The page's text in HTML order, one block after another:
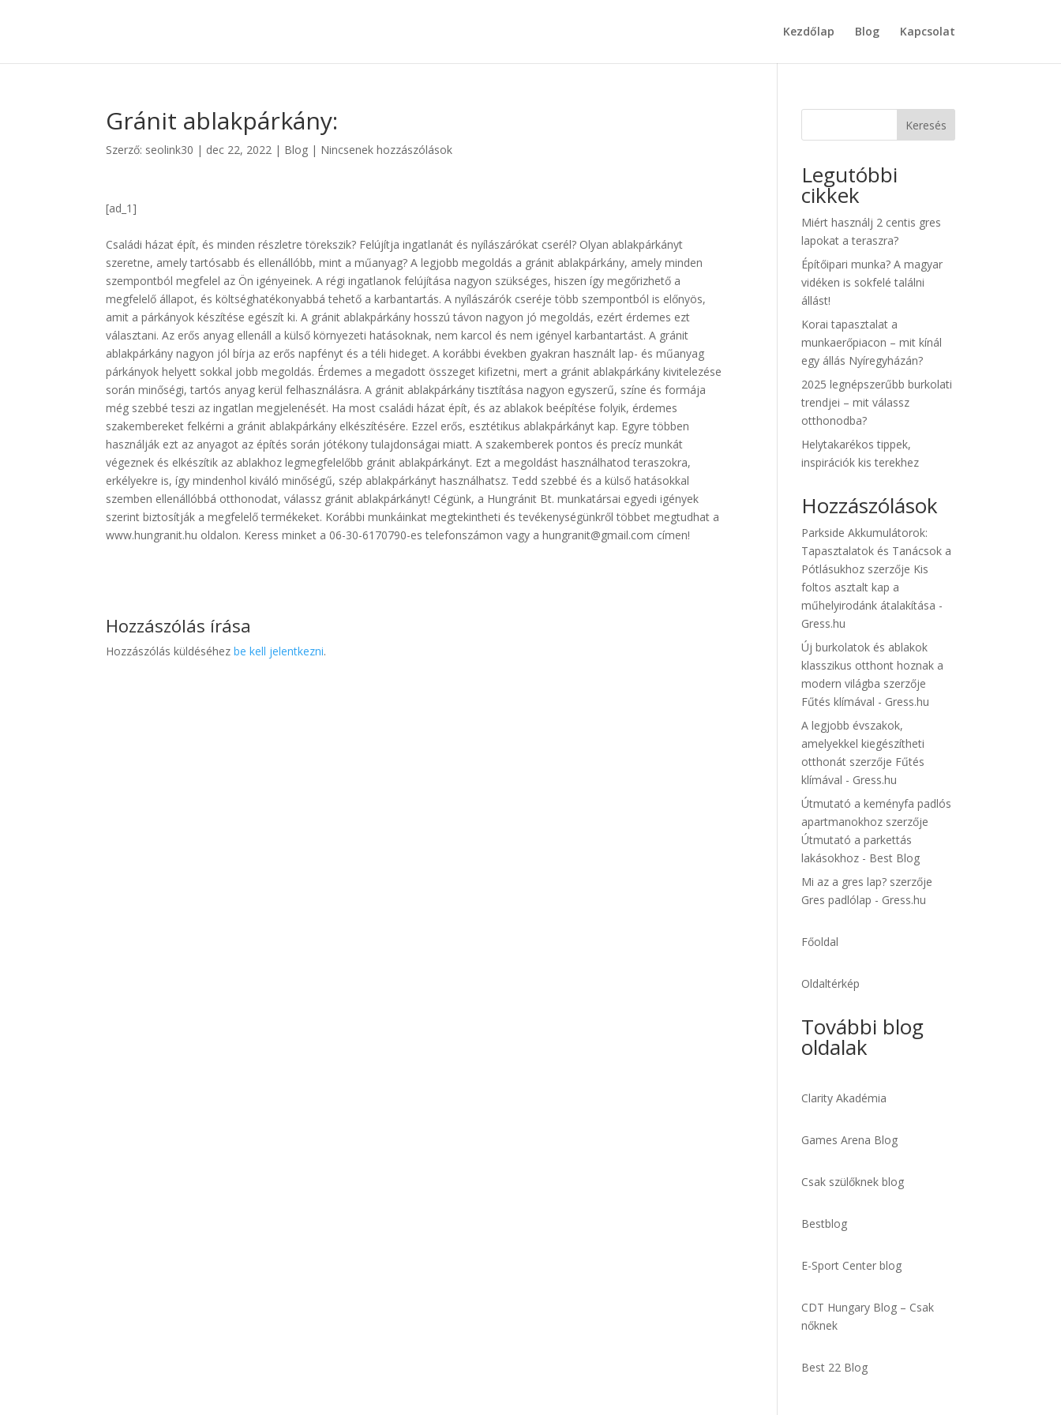
Kezdőlap Blog Kapcsolat
Gránit ablakpárkány:
Szerző: seolink30 | dec 22, 2022 | Blog | Nincsenek hozzászólások
[ad_1]
Családi házat épít, és minden részletre törekszik? Felújítja ingatlanát és nyílászárókat cserél? Olyan ablakpárkányt
szeretne, amely tartósabb és ellenállóbb, mint a műanyag? A legjobb megoldás a gránit ablakpárkány, amely minden
szempontból megfelel az Ön igényeinek. A régi ingatlanok felújítása nagyon szükséges, hiszen így megőrizhető a
megfelelő állapot, és költséghatékonyabbá tehető a karbantartás. A nyílászárók cseréje több szempontból is előnyös,
amit a párkányok készítése egészít ki. A gránit ablakpárkány hosszú távon nagyon jó megoldás, ezért érdemes ezt
választani. Az erős anyag ellenáll a külső környezeti hatásoknak, nem karcol és nem igényel karbantartást. A gránit
ablakpárkány nagyon jól bírja az erős napfényt és a téli hideget. A korábbi években gyakran használt lap- és műanyag
párkányok helyett sokkal jobb megoldás. Érdemes a megadott összeget kifizetni, mert a gránit ablakpárkány kivitelezése
során minőségi, tartós anyag kerül felhasználásra. A gránit ablakpárkány tisztítása nagyon egyszerű, színe és formája
még szebbé teszi az ingatlan megjelenését. Ha most családi házat épít, és az ablakok beépítése folyik, érdemes
szakembereket felkérni a gránit ablakpárkány elkészítésére. Ezzel erős, esztétikus ablakpárkányt kap. Egyre többen
használják ezt az anyagot az építés során jótékony tulajdonságai miatt. A szakemberek pontos és precíz munkát
végeznek és elkészítik az ablakhoz legmegfelelőbb gránit ablakpárkányt. Ezt a megoldást használhatod teraszokra,
erkélyekre is, így mindenhol kiváló minőségű, szép ablakpárkányt használhatsz. Tedd szebbé és a külső hatásokkal
szemben ellenállóbbá otthonodat, válassz gránit ablakpárkányt! Cégünk, a Hungránit Bt. munkatársai egyedi igények
szerint biztosítják a megfelelő termékeket. Korábbi munkáinkat megtekintheti és tevékenységünkről többet megtudhat a
www.hungranit.hu oldalon. Keress minket a 06-30-6170790-es telefonszámon vagy a hungranit@gmail.com címen!
Hozzászólás írása
Hozzászólás küldéséhezbe kell jelentkezni.
Keresés
Legutóbbi
cikkek
Miért használj 2 centis gres
lapokat a teraszra?
Építőipari munka? A magyar
vidéken is sokfelé találni
állást!
Korai tapasztalat a
munkaerőpiacon – mit kínál
egy állás Nyíregyházán?
2025 legnépszerűbb burkolati
trendjei – mit válassz
otthonodba?
Helytakarékos tippek,
inspirációk kis terekhez
Hozzászólások
Parkside Akkumulátorok:
Tapasztalatok és Tanácsok a
Pótlásukhoz szerzője Kis
foltos asztalt kap a
műhelyirodánk átalakítása -
Gress.hu
Új burkolatok és ablakok
klasszikus otthont hoznak a
modern világba szerzője
Fűtés klímával - Gress.hu
A legjobb évszakok,
amelyekkel kiegészítheti
otthonát szerzője Fűtés
klímával - Gress.hu
Útmutató a keményfa padlós
apartmanokhoz szerzője
Útmutató a parkettás
lakásokhoz - Best Blog
Mi az a gres lap? szerzője
Gres padlólap - Gress.hu
Főoldal
Oldaltérkép
További blog
oldalak
Clarity Akadémia
Games Arena Blog
Csak szülőknek blog
Bestblog
E-Sport Center blog
CDT Hungary Blog – Csak
nőknek
Best 22 Blog